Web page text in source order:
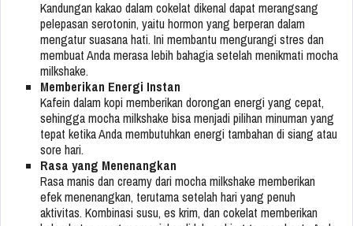
Kandungan kakao dalam cokelat dikenal dapat merangsang
pelepasan serotonin, yaitu hormon yang berperan dalam
mengatur suasana hati. Ini membantu mengurangi stres dan
membuat Anda merasa lebih bahagia setelah menikmati mocha
milkshake.
Memberikan Energi Instan
Kafein dalam kopi memberikan dorongan energi yang cepat,
sehingga mocha milkshake bisa menjadi pilihan minuman yang
tepat ketika Anda membutuhkan energi tambahan di siang atau
sore hari.
Rasa yang Menenangkan
Rasa manis dan creamy dari mocha milkshake memberikan
efek menenangkan, terutama setelah hari yang penuh
aktivitas. Kombinasi susu, es krim, dan cokelat memberikan